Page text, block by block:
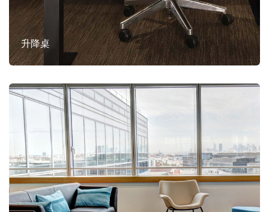
升降桌